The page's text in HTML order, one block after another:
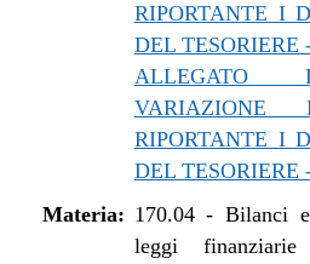
RIPORTANTE I
DEL TESORIERE
ALLEGATO
VARIAZIONE
RIPORTANTE I
DEL TESORIERE
Materia: 170.04-Bilanci
leggi